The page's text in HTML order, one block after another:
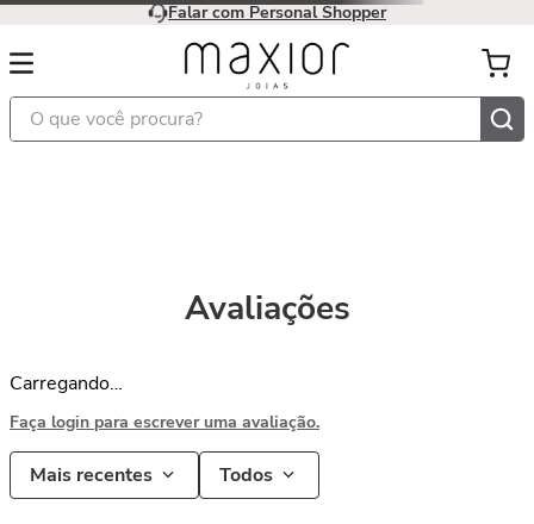
Falar com Personal Shopper
O que você procura?
Avaliações
Carregando…
Faça login para escrever uma avaliação.
Mais recentes Todos